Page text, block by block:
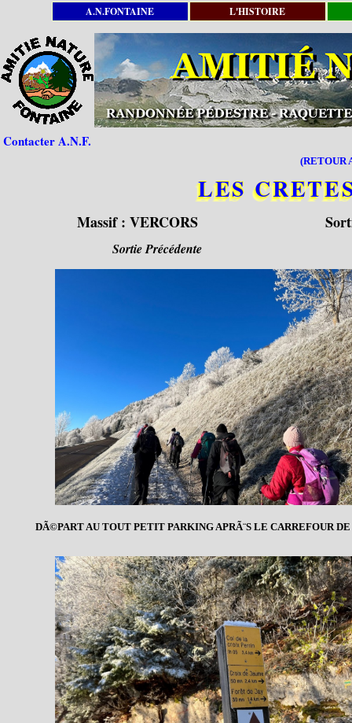
A.N.FONTAINE L'HISTOIRE
Contacter A.N.F.
(RETOUR
LES
Massif : VERCORS
Sortie Précédente
DÃ©PART AU TOUT PETIT PARKING APRÃ¨S LE CARREFOUR